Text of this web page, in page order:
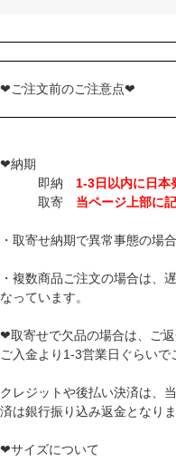
❤ご注文前のご注意点❤
❤納期
即納 1-3日以内に日本
取寄 当ページ上部に
・取寄せ納期で異常事態の場
・複数商品ご注文の場合は、
なっています。
❤取寄せで欠品の場合は、ご
ご入金より1-3営業日ぐらいで
クレジットや後払い決済は、
済は銀行振り込み返金となり
❤サイズについて